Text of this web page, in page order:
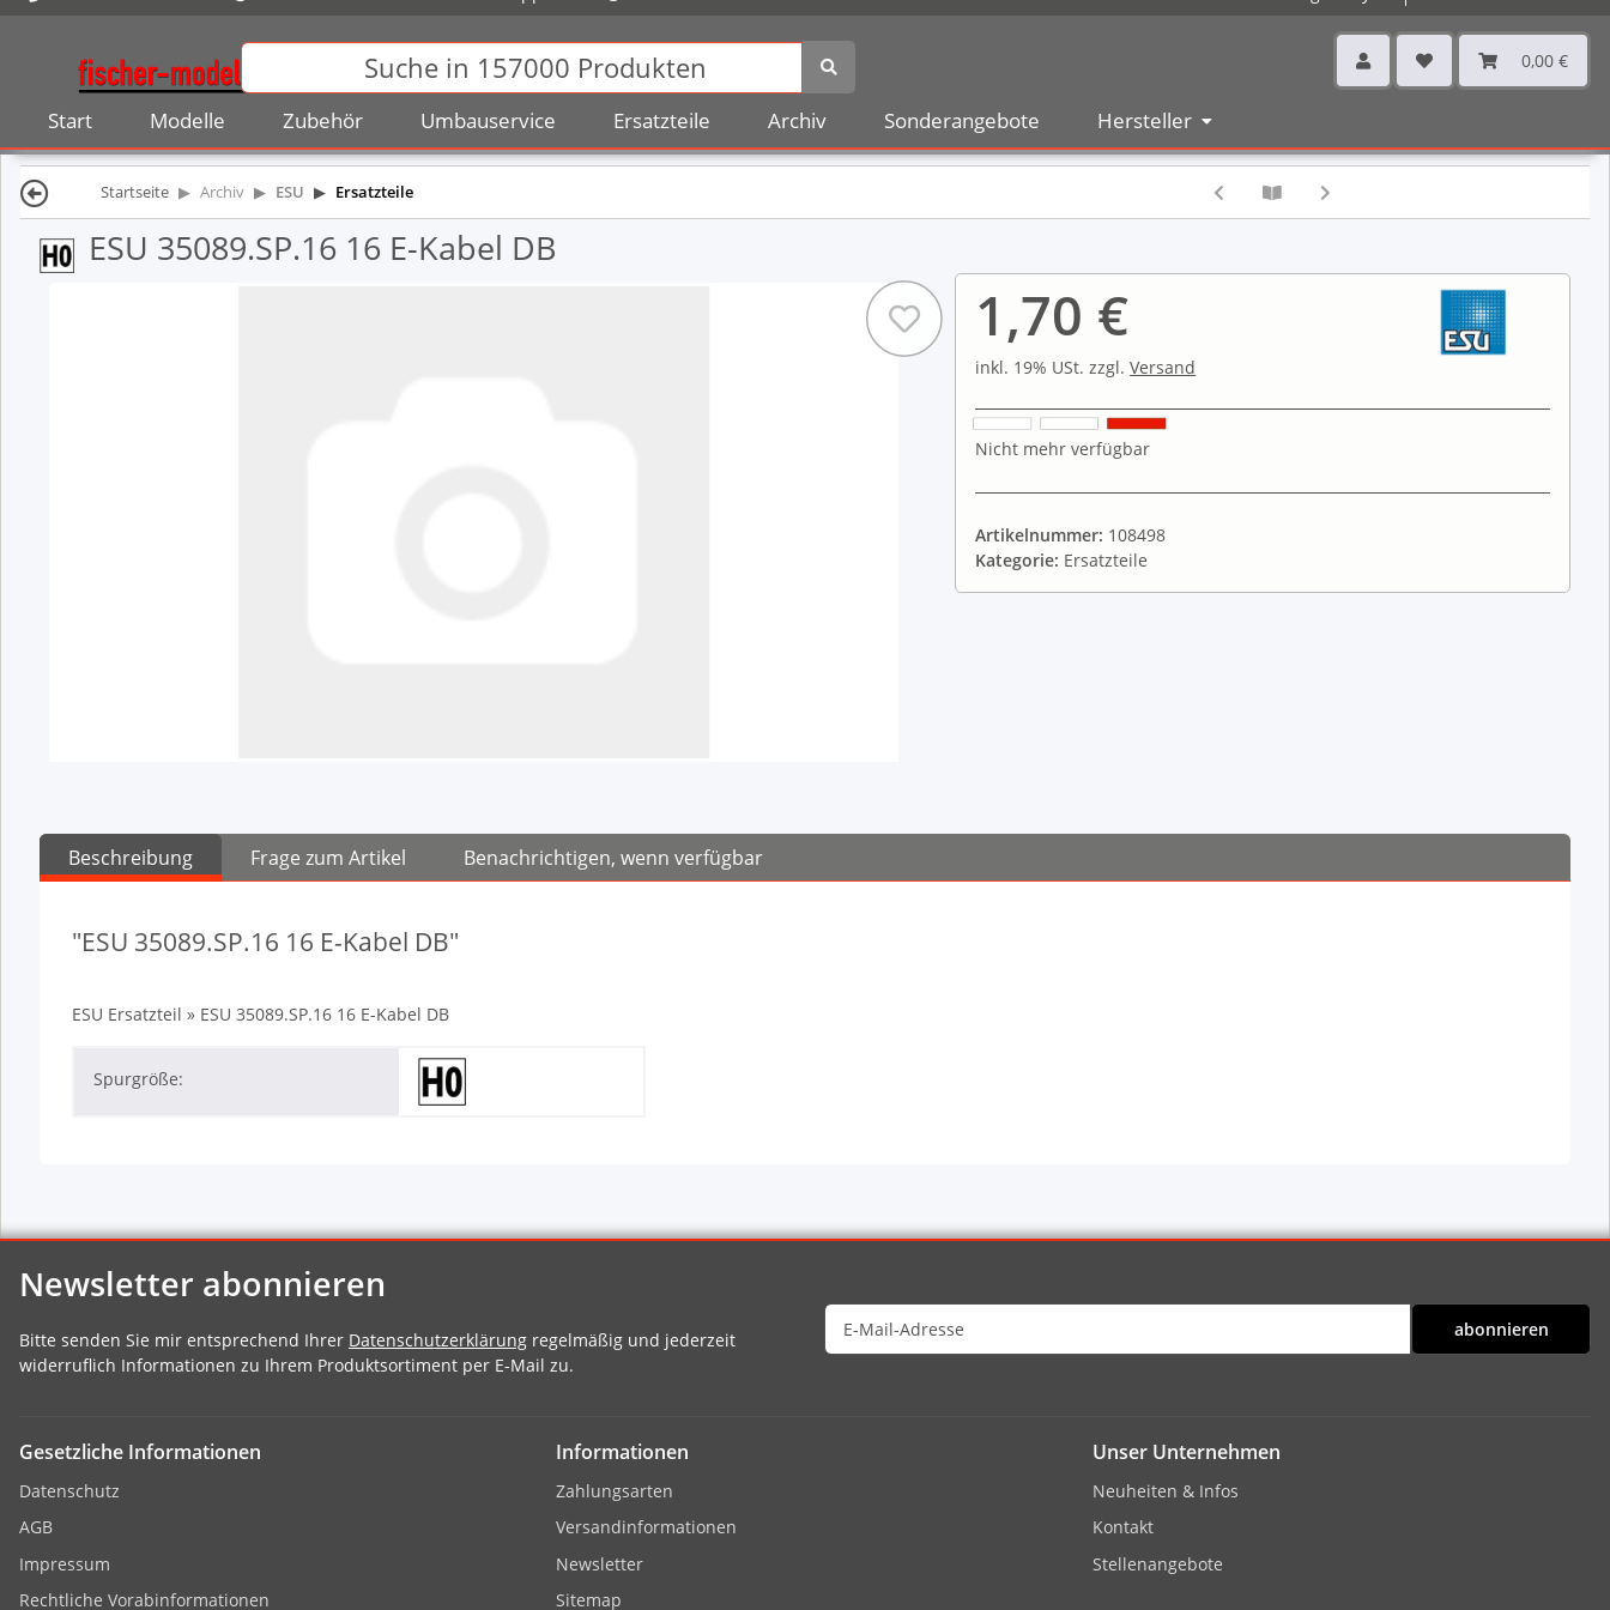
0,00 €
Start Modelle Zubehör Umbauservice Ersatzteile Archiv Sonderangebote Hersteller
Startseite Archiv ESU Ersatzteile
ESU 35089.SP.16 16 E-Kabel DB
1,70 €
inkl. 19% USt. zzgl.Versand
Nicht mehr verfügbar
Artikelnummer: 108498
Kategorie: Ersatzteile
Beschreibung Frage zum Artikel Benachrichtigen, wenn verfügbar
"ESU 35089.SP.16 16 E-Kabel DB"
ESU Ersatzteil » ESU 35089.SP.16 16 E-Kabel DB
Spurgröße:
Newsletter abonnieren
Bitte senden Sie mir entsprechend Ihrer Datenschutzerklärung regelmäßig und jederzeit
widerruflich Informationen zu Ihrem Produktsortiment per E-Mail zu.
abonnieren
Gesetzliche Informationen
Datenschutz
AGB
Impressum
Rechtliche Vorabinformationen
Informationen
Zahlungsarten
Versandinformationen
Newsletter
Sitemap
Unser Unternehmen
Neuheiten & Infos
Kontakt
Stellenangebote